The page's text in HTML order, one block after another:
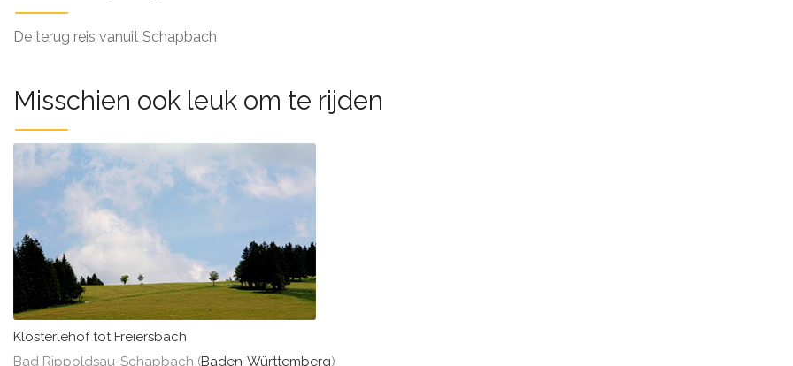
De terug reis vanuit Schapbach
Misschien ook leuk om te rijden
Klösterlehof tot Freiersbach
Bad Rippoldsau-Schapbach (Baden-Württemberg)